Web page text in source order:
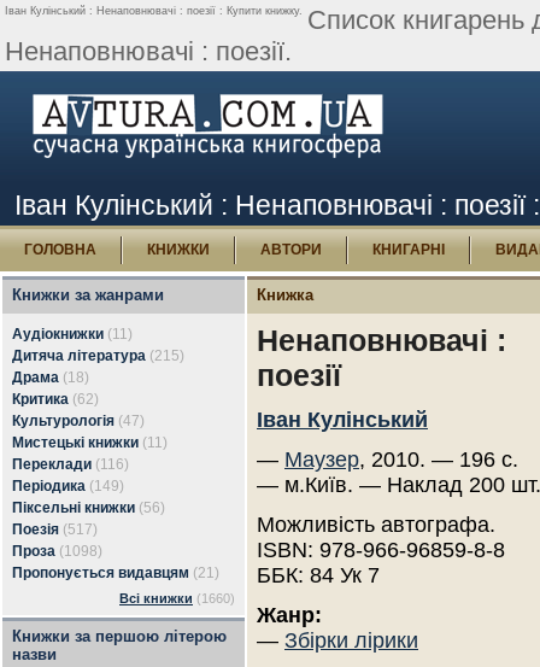
Іван Кулінський : Ненаповнювачі : поезії : Купити книжку. Список книгарень
Ненаповнювачі : поезії.
Іван Кулінський : Ненаповнювачі :
ГОЛОВНА КНИЖКИ АВТОРИ КНИГАРНІ
Книжки за жанрами
Аудіокнижки (11)
Дитяча література (215)
Драма (18)
Критика (62)
Культурологія (47)
Мистецькі книжки (11)
Переклади (116)
Періодика (149)
Піксельні книжки (56)
Поезія (517)
Проза (1098)
Пропонується видавцям (21)
Всі книжки (1660)
Книжки за першою літерою
назви
Книжка
Ненаповнювачі :
поезії
Іван Кулінський
— Маузер, 2010. — 196 с.
— м.Київ. — Наклад 200 шт.
Можливість автографа.
ISBN: 978-966-96859-8-8
ББК: 84 Ук 7
Жанр:
— Збірки лірики